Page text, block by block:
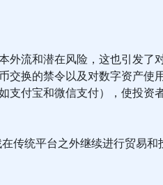
外流和潜在风险，这也引发了
交换的禁令以及对数字资产使
支付宝和微信支付），使投资
传统平台之外继续进行贸易和